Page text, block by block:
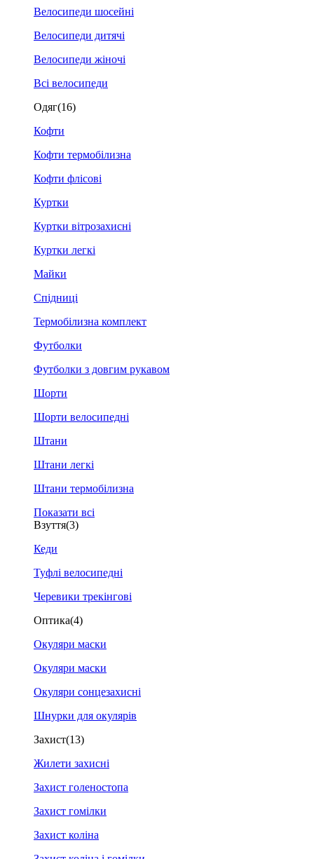
Велосипеди шосейні
Велосипеди дитячі
Велосипеди жіночі
Всі велосипеди
Одяг(16)
Кофти
Кофти термобілизна
Кофти флісові
Куртки
Куртки вітрозахисні
Куртки легкі
Майки
Спідниці
Термобілизна комплект
Футболки
Футболки з довгим рукавом
Шорти
Шорти велосипедні
Штани
Штани легкі
Штани термобілизна
Показати всі
Взуття(3)
Кеди
Туфлі велосипедні
Черевики трекінгові
Оптика(4)
Окуляри маски
Окуляри маски
Окуляри сонцезахисні
Шнурки для окулярів
Захист(13)
Жилети захисні
Захист голеностопа
Захист гомілки
Захист коліна